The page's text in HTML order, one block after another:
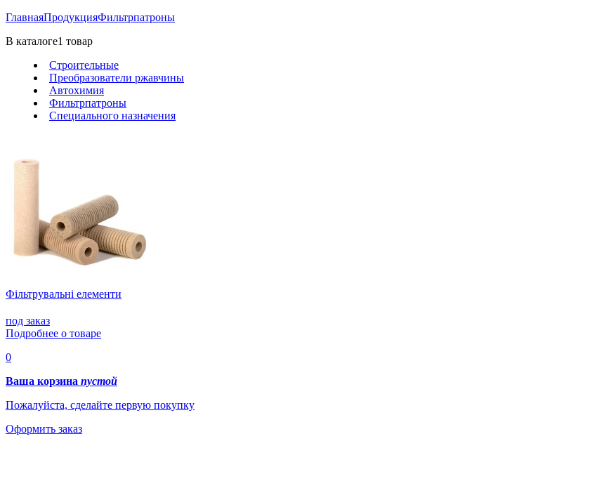
ГлавнаяПродукцияФильтрпатроны
В каталоге1 товар
Строительные
Преобразователи ржавчины
Автохимия
Фильтрпатроны
Специального назначения
Фільтрувальні елементи
под заказ
Подробнее о товаре
0
Ваша корзина пустой
Пожалуйста, сделайте первую покупку
Оформить заказ